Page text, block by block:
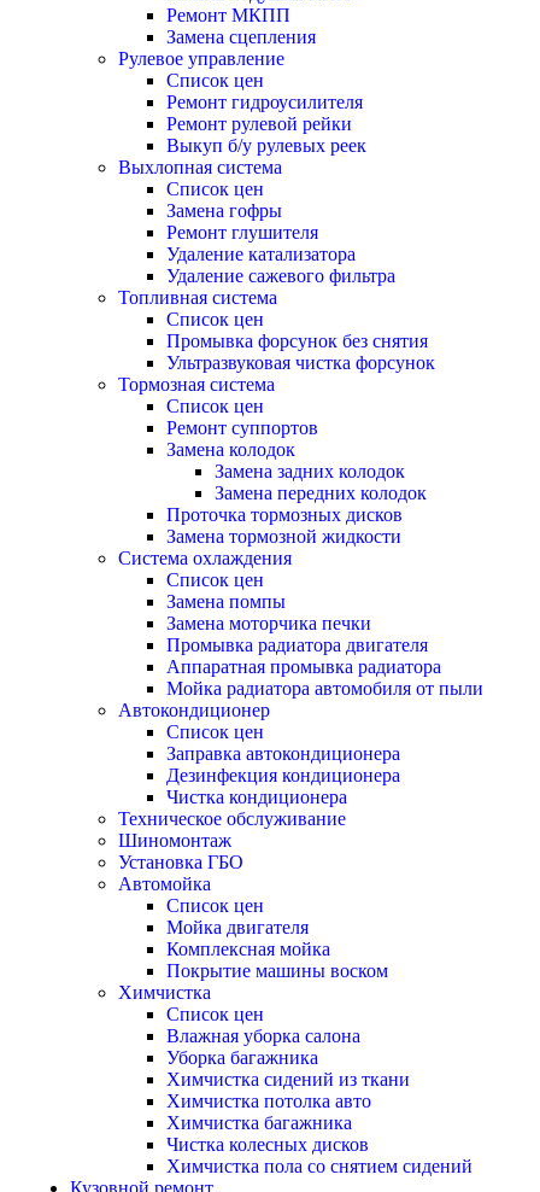
Ремонт МКПП
Замена сцепления
Рулевое управление
Список цен
Ремонт гидроусилителя
Ремонт рулевой рейки
Выкуп б/у рулевых реек
Выхлопная система
Список цен
Замена гофры
Ремонт глушителя
Удаление катализатора
Удаление сажевого фильтра
Топливная система
Список цен
Промывка форсунок без снятия
Ультразвуковая чистка форсунок
Тормозная система
Список цен
Ремонт суппортов
Замена колодок
Замена задних колодок
Замена передних колодок
Проточка тормозных дисков
Замена тормозной жидкости
Система охлаждения
Список цен
Замена помпы
Замена моторчика печки
Промывка радиатора двигателя
Аппаратная промывка радиатора
Мойка радиатора автомобиля от пыли
Автокондиционер
Список цен
Заправка автокондиционера
Дезинфекция кондиционера
Чистка кондиционера
Техническое обслуживание
Шиномонтаж
Установка ГБО
Автомойка
Список цен
Мойка двигателя
Комплексная мойка
Покрытие машины воском
Химчистка
Список цен
Влажная уборка салона
Уборка багажника
Химчистка сидений из ткани
Химчистка потолка авто
Химчистка багажника
Чистка колесных дисков
Химчистка пола со снятием сидений
Кузовной ремонт